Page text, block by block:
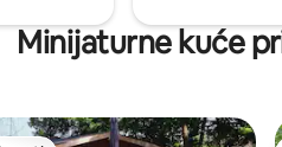
Minijaturne kuće